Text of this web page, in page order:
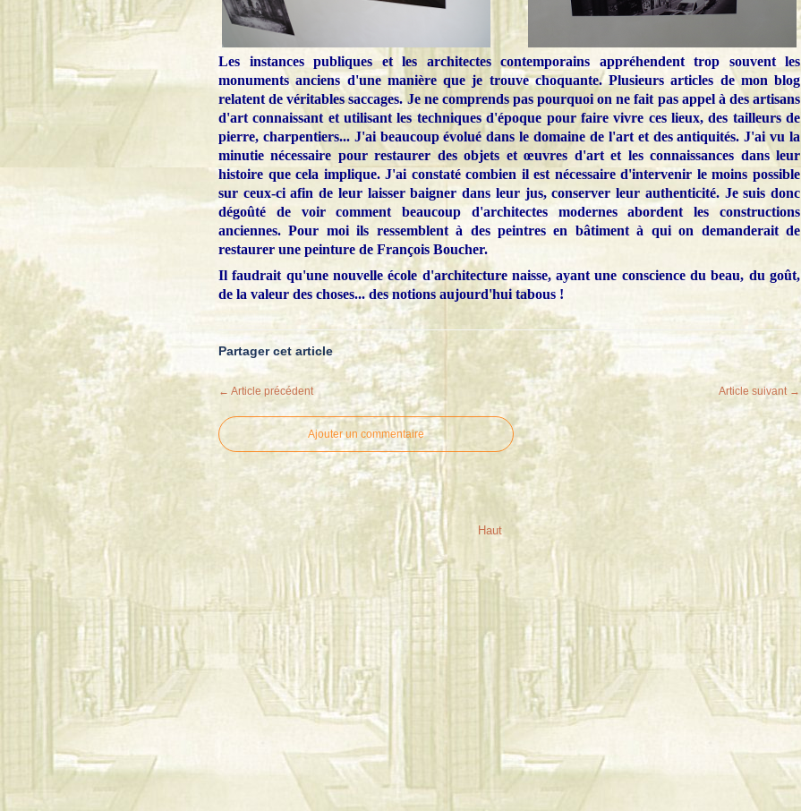
Les instances publiques et les architectes contemporains appréhendent trop souvent les
monuments anciens d'une manière que je trouve choquante. Plusieurs articles de mon blog
relatent de véritables saccages. Je ne comprends pas pourquoi on ne fait pas appel à des artisans
d'art connaissant et utilisant les techniques d'époque pour faire vivre ces lieux, des tailleurs de
pierre, charpentiers... J'ai beaucoup évolué dans le domaine de l'art et des antiquités. J'ai vu la
minutie nécessaire pour restaurer des objets et œuvres d'art et les connaissances dans leur
histoire que cela implique. J'ai constaté combien il est nécessaire d'intervenir le moins possible
sur ceux-ci afin de leur laisser baigner dans leur jus, conserver leur authenticité. Je suis donc
dégoûté de voir comment beaucoup d'architectes modernes abordent les constructions
anciennes. Pour moi ils ressemblent à des peintres en bâtiment à qui on demanderait de
restaurer une peinture de François Boucher.
Il faudrait qu'une nouvelle école d'architecture naisse, ayant une conscience du beau, du goût,
de la valeur des choses... des notions aujourd'hui tabous !
Partager cet article
← Article précédent Article suivant →
Ajouter un commentaire
Haut